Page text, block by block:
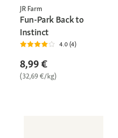
JR Farm
Fun-Park Back to
Instinct
4.0 (4)
8,99 €
(32,69 €/kg)